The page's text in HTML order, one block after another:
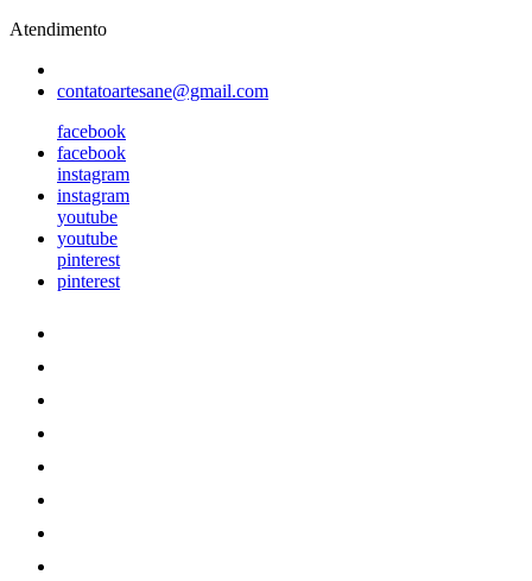
Atendimento
contatoartesane@gmail.com
facebook
facebook
instagram
instagram
youtube
youtube
pinterest
pinterest